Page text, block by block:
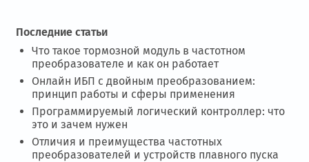
Последние статьи
Что такое тормозной модуль в частотном
преобразователе и как он работает
Онлайн ИБП с двойным преобразованием:
принцип работы и сферы применения
Программируемый логический контроллер: что
это и зачем нужен
Отличия и преимущества частотных
преобразователей и устройств плавного пуска